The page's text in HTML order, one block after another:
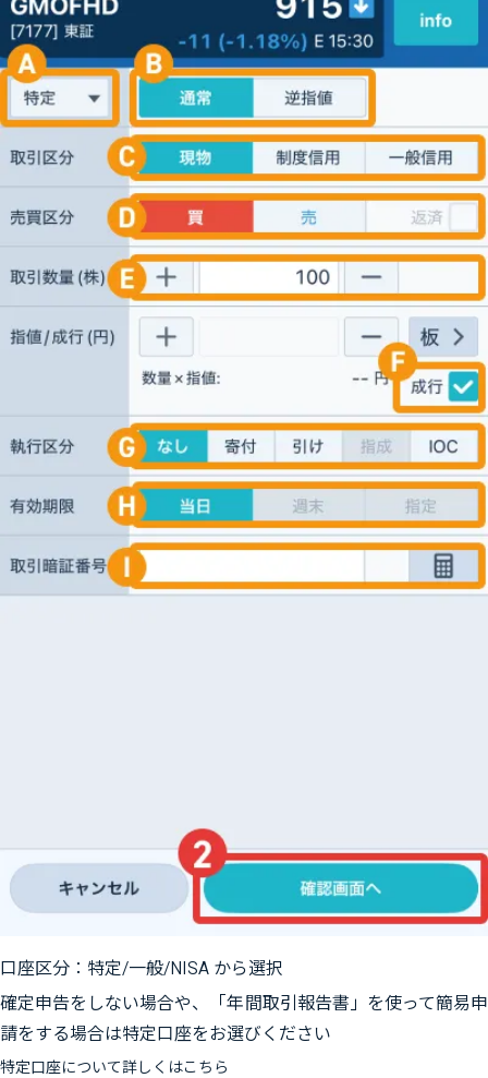
口座区分：特定/一般/NISA から選択
確定申告をしない場合や、「年間取引報告書」を使って簡易申
請をする場合は特定口座をお選びください
特定口座について詳しくはこちら